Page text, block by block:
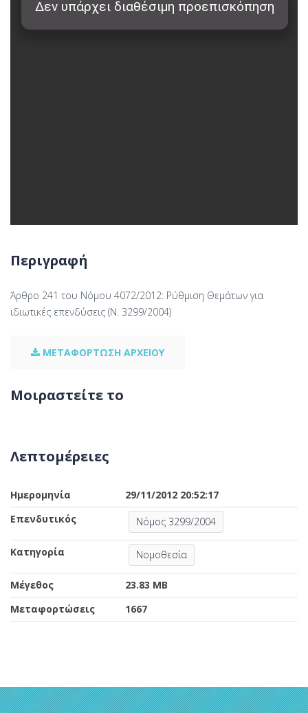
Περιγραφή
Άρθρο 241 του Νόμου 4072/2012: Ρύθμιση Θεμάτων για
ιδιωτικές επενδύσεις (Ν. 3299/2004)
ΜΕΤΑΦΟΡΤΩΣΗ ΑΡΧΕΙΟΥ
Μοιραστείτε το
Λεπτομέρειες
Ημερομηνία
29/11/2012 20:52:17
Επενδυτικός
Νόμος 3299/2004
Κατηγορία Νομοθεσία
Μέγεθος
23.83 MB
Μεταφορτώσεις
1667